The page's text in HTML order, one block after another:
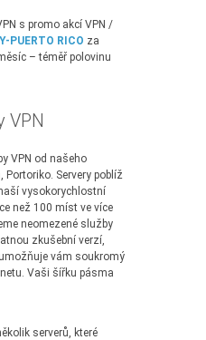
s promo akcí VPN /
PUERTO RICO za
– téměř polovinu
VPN
VPN od našeho
Portoriko. Servery poblíž
vysokorychlostní
než 100 míst ve více
neomezené služby
zkušební verzí,
vám soukromý
Vaši šířku pásma
serverů, které